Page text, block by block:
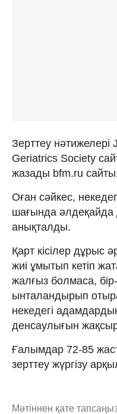
Зерттеу нәтижелері
Geriatrics Society
жазады bfm.ru
Оған сәйкес,
шағында әлдеқайда
анықталды.
Қарт кісілер дұрыс
жиі ұмытып кетіп
жалғыз болмаса, бір-
ынталандырып
некедегі
денсаулығын
Ғалымдар 72-85
зерттеу жүргізу
Мәтіннен қате